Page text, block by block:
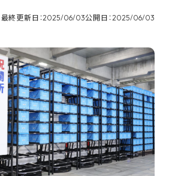
最終更新日：2025/06/03公開日：2025/06/03